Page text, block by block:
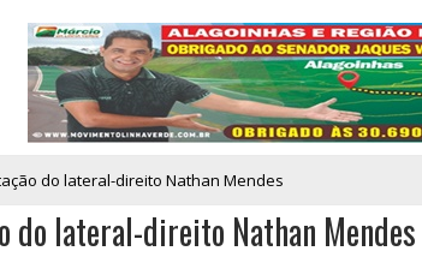
do lateral-direito Nathan Mendes
do lateral-direito Nathan Mendes